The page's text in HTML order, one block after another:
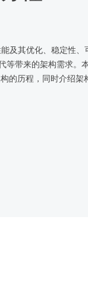
及其优化、稳定性
等带来的架构需求。
的历程，同时介绍架